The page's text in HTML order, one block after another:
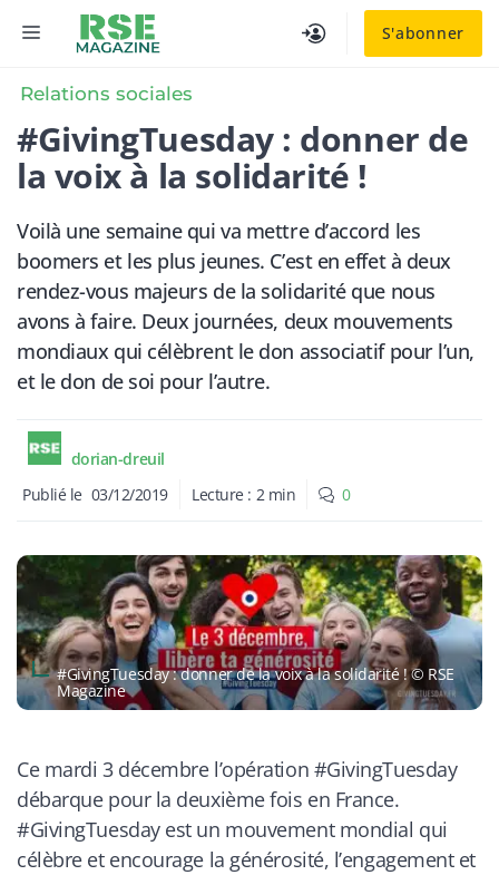
S'abonner
MENU
Relations sociales
#GivingTuesday : donner de
la voix à la solidarité !
Voilà une semaine qui va mettre d’accord les
boomers et les plus jeunes. C’est en effet à deux
rendez-vous majeurs de la solidarité que nous
avons à faire. Deux journées, deux mouvements
mondiaux qui célèbrent le don associatif pour l’un,
et le don de soi pour l’autre.
dorian-dreuil
Publié le 03/12/2019 Lecture : 2 min 0
#GivingTuesday : donner de la voix à la solidarité ! © RSE
Magazine
Ce mardi 3 décembre l’opération #GivingTuesday
débarque pour la deuxième fois en France.
#GivingTuesday est un mouvement mondial qui
célèbre et encourage la générosité, l’engagement et